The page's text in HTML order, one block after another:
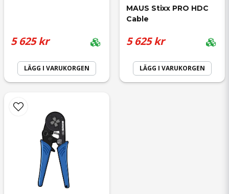
5 625 kr
LÄGG I VARUKORGEN
MAUS Stixx PRO HDC
Cable
5 625 kr
LÄGG I VARUKORGEN